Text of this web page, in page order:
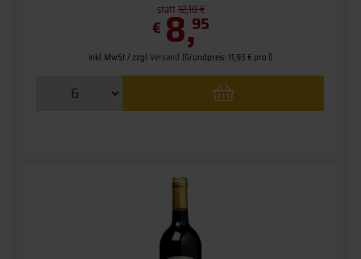
statt12,10 €
€8,95
inkl. MwSt. / zzgl.Versand (Grundpreis: 11,93 € pro l)